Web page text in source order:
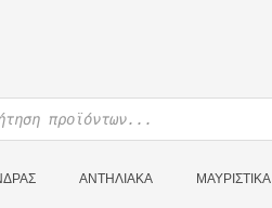
ΑΝΤΗΛΙΑΚΑ ΜΑΥΡΙΣΤΙΚΑ